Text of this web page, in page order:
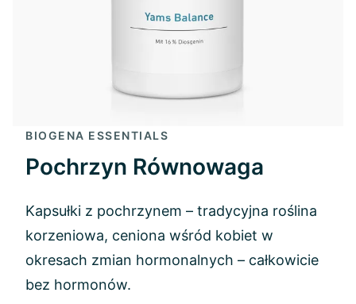
BIOGENA ESSENTIALS
Pochrzyn Równowaga
Kapsułki z pochrzynem – tradycyjna roślina
korzeniowa, ceniona wśród kobiet w
okresach zmian hormonalnych – całkowicie
bez hormonów.